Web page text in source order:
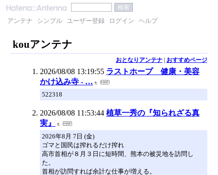
アンテナ シンプル ユーザー登録 ログイン ヘルプ
kouアンテナ
おとなりアンテナ| おすすめページ
2026/08/08 13:19:55 ラストホープ 健康・美容
かけ込み寺 - …
522318
2026/08/08 11:53:44 植草一秀の『知られざる真
実』
2026年8月 7日 (金)
ゴマと国民は搾れるだけ搾れ
高市首相が８月３日に短時間、熊本の被災地を訪問し
た。
首相が訪問すれば余計な仕事が増える。